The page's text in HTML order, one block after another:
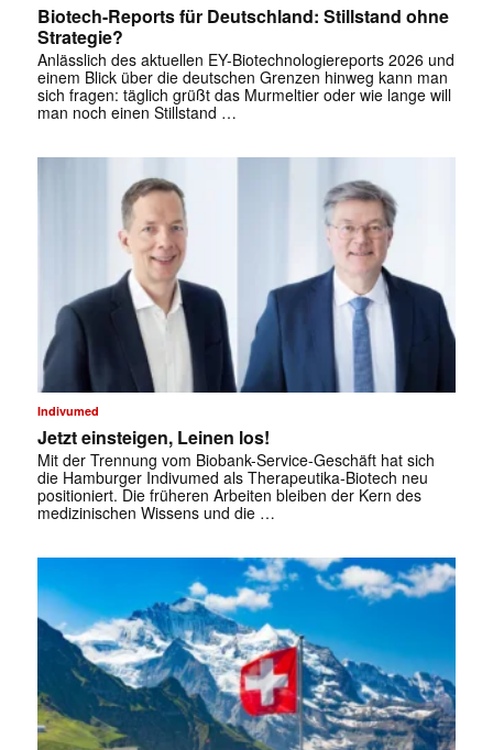
Biotech-Reports für Deutschland: Stillstand ohne
Strategie?
Anlässlich des aktuellen EY-Biotechnologiereports 2026 und
einem Blick über die deutschen Grenzen hinweg kann man
sich fragen: täglich grüßt das Murmeltier oder wie lange will
man noch einen Stillstand …
Indivumed
Jetzt einsteigen, Leinen los!
Mit der Trennung vom Biobank-Service-Geschäft hat sich
die Hamburger Indivumed als Therapeutika-Biotech neu
positioniert. Die früheren ­Arbeiten bleiben der Kern des
medizinischen Wissens und die …